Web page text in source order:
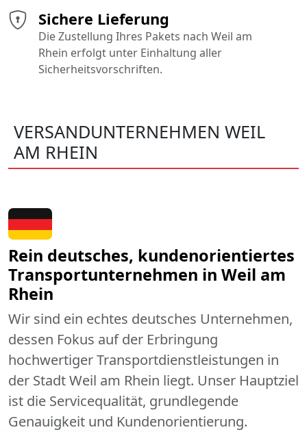
Sichere Lieferung
Die Zustellung Ihres Pakets nach Weil am
Rhein erfolgt unter Einhaltung aller
Sicherheitsvorschriften.
VERSANDUNTERNEHMEN WEIL
AM RHEIN
Rein deutsches, kundenorientiertes
Transportunternehmen in Weil am
Rhein
Wir sind ein echtes deutsches Unternehmen,
dessen Fokus auf der Erbringung
hochwertiger Transportdienstleistungen in
der Stadt Weil am Rhein liegt. Unser Hauptziel
ist die Servicequalität, grundlegende
Genauigkeit und Kundenorientierung.